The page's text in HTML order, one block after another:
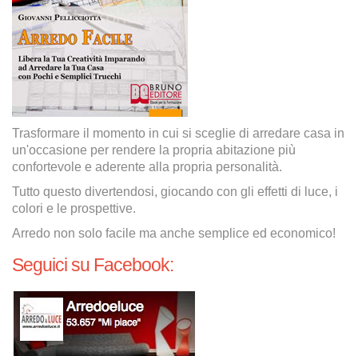
Trasformare il momento in cui si sceglie di arredare casa in
un'occasione per rendere la propria abitazione più
confortevole e aderente alla propria personalità.
Tutto questo divertendosi, giocando con gli effetti di luce, i
colori e le prospettive.
Arredo non solo facile ma anche semplice ed economico!
Seguici su Facebook: